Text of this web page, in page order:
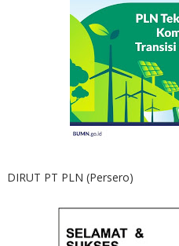
DIRUT PT PLN (Persero)